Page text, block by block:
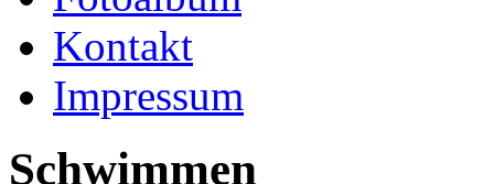
Kontakt
Impressum
Schwimmen